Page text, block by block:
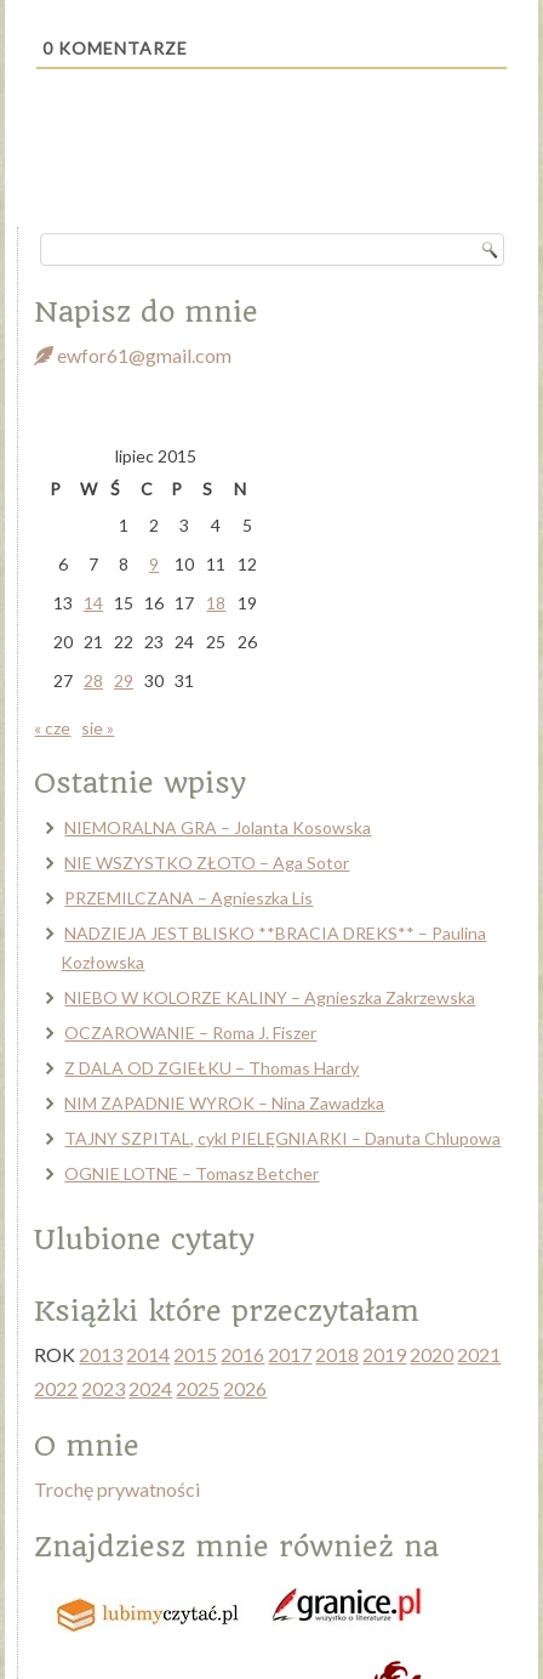
0 KOMENTARZE
Napisz do mnie
ewfor61@gmail.com
lipiec 2015
P
W Ś C P S
N
1
2 3 4
5
6
7 8 9 10 11
12
13
14 15 16 17 18
19
20 21 22 23 24 25
26
27 28 29 30 31
« cze sie »
Ostatnie wpisy
NIEMORALNA GRA – Jolanta Kosowska
NIE WSZYSTKO ZŁOTO – Aga Sotor
PRZEMILCZANA – Agnieszka Lis
NADZIEJA JEST BLISKO **BRACIA DREKS** – Paulina
Kozłowska
NIEBO W KOLORZE KALINY – Agnieszka Zakrzewska
OCZAROWANIE – Roma J. Fiszer
Z DALA OD ZGIEŁKU – Thomas Hardy
NIM ZAPADNIE WYROK – Nina Zawadzka
TAJNY SZPITAL, cykl PIELĘGNIARKI – Danuta Chlupowa
OGNIE LOTNE – Tomasz Betcher
Ulubione cytaty
Książki które przeczytałam
ROK 2013 2014 2015 2016 2017 2018 2019 2020 2021
2022 2023 2024 2025 2026
O mnie
Trochę prywatności
Znajdziesz mnie również na